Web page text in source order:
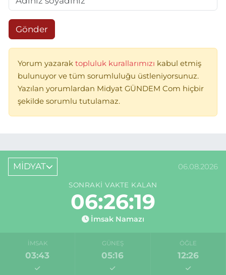
Gönder
Yorum yazarak topluluk kurallarımızı kabul etmiş
bulunuyor ve tüm sorumluluğu üstleniyorsunuz.
Yazılan yorumlardan Midyat GÜNDEM Com hiçbir
şekilde sorumlu tutulamaz.
MİDYAT 06.08.2026
SONRAKI VAKTE KALAN
06:26:19
İmsak Namazı
İMSAK
03:43
GÜNEŞ
05:16
ÖĞLE
12:26